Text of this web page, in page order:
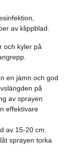
av klippblad.
och kyler på
en jämn och god
på
av sprayen
effektivare
av 15-20 cm.
sprayen torka